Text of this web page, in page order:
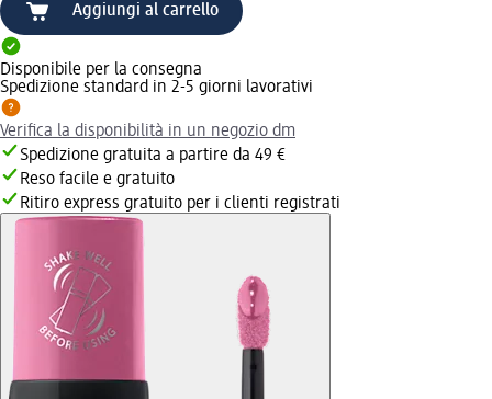
Aggiungi al carrello
Disponibile per la consegna
Spedizione standard in 2-5 giorni lavorativi
Verifica la disponibilità in un negozio dm
Spedizione gratuita a partire da 49 €
Reso facile e gratuito
Ritiro express gratuito per i clienti registrati